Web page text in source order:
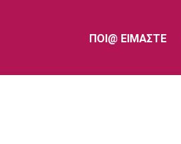
ΠΟΙ@ ΕΙΜΑΣΤΕ